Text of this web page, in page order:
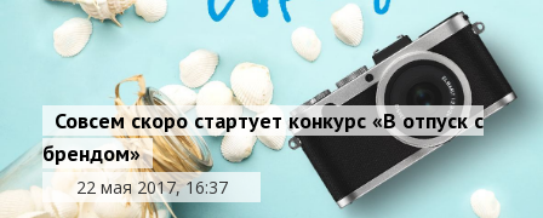
Совсем скоро стартует конкурс «В отпуск с
брендом»
22 мая 2017, 16:37